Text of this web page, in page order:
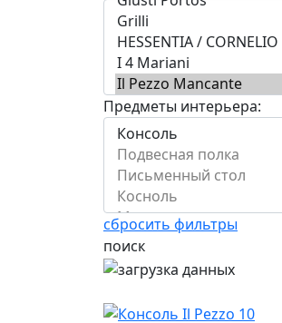
Предметы интерьера:
сбросить фильтры
поиск